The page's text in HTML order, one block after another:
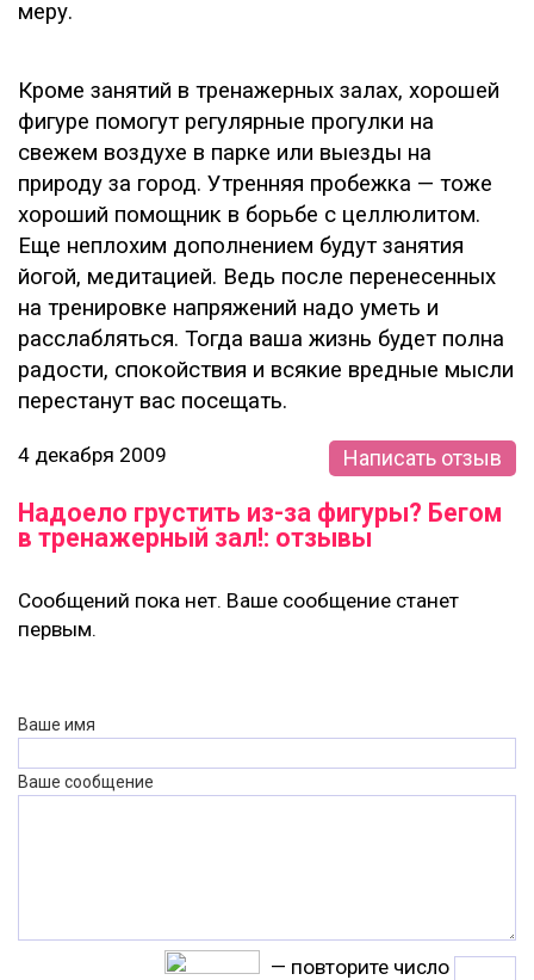
меру.
Кроме занятий в тренажерных залах, хорошей
фигуре помогут регулярные прогулки на
свежем воздухе в парке или выезды на
природу за город. Утренняя пробежка — тоже
хороший помощник в борьбе с целлюлитом.
Еще неплохим дополнением будут занятия
йогой, медитацией. Ведь после перенесенных
на тренировке напряжений надо уметь и
расслабляться. Тогда ваша жизнь будет полна
радости, спокойствия и всякие вредные мысли
перестанут вас посещать.
4 декабря 2009 Написать отзыв
Надоело грустить из-за фигуры? Бегом
в тренажерный зал!: отзывы
Сообщений пока нет. Ваше сообщение станет
первым.
Ваше имя
Ваше сообщение
— повторите число